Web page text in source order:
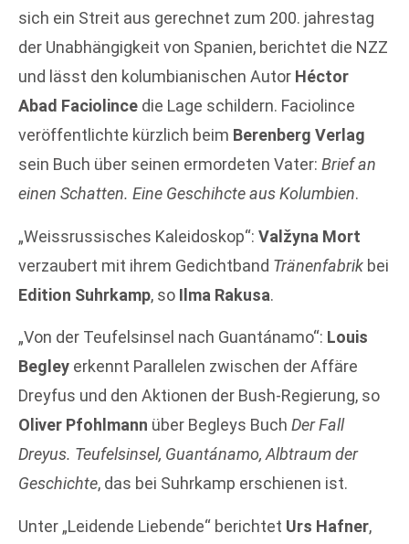
sich ein Streit aus gerechnet zum 200. jahrestag
der Unabhängigkeit von Spanien, berichtet die NZZ
und lässt den kolumbianischen Autor Héctor
Abad Faciolince die Lage schildern. Faciolince
veröffentlichte kürzlich beim Berenberg Verlag
sein Buch über seinen ermordeten Vater: Brief an
einen Schatten. Eine Geschihcte aus Kolumbien.
„Weissrussisches Kaleidoskop“: Valžyna Mort
verzaubert mit ihrem Gedichtband Tränenfabrik bei
Edition Suhrkamp, so Ilma Rakusa.
„Von der Teufelsinsel nach Guantánamo“: Louis
Begley erkennt Parallelen zwischen der Affäre
Dreyfus und den Aktionen der Bush-Regierung, so
Oliver Pfohlmann über Begleys Buch Der Fall
Dreyus. Teufelsinsel, Guantánamo, Albtraum der
Geschichte, das bei Suhrkamp erschienen ist.
Unter „Leidende Liebende“ berichtet Urs Hafner,